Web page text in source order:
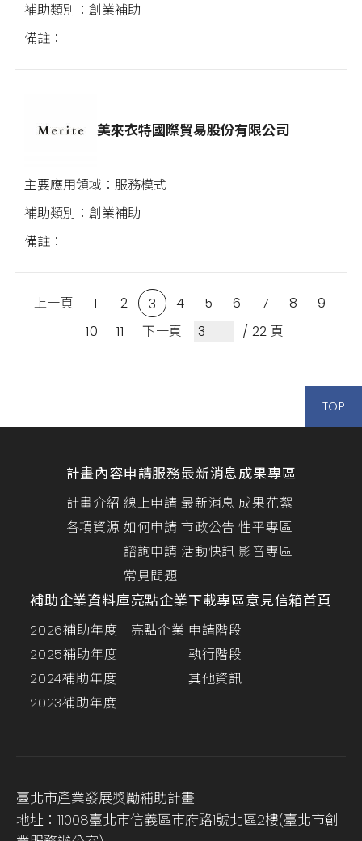
創業補助
美來衣特國際貿易股份有限公司
服務模式
創業補助
上一頁 1 2 3 4 5 6 7 8
9
10
11 下一頁 / 22 頁
TOP
計畫內容
計畫介紹
各項資源
申請服務
線上申請
如何申請
諮詢申請
常見問題
最新消息
最新消息
市政公告
活動快訊
成果專區
成果花絮
性平專區
影音專區
補助企業資料庫
2026補助年度
2025補助年度
2024補助年度
2023補助年度
亮點企業
亮點企業
下載專區
申請階段
執行階段
其他資訊
意見信箱首頁
臺北市產業發展獎勵補助計畫
地址：11008臺北市信義區市府路1號北區2樓(臺北市創